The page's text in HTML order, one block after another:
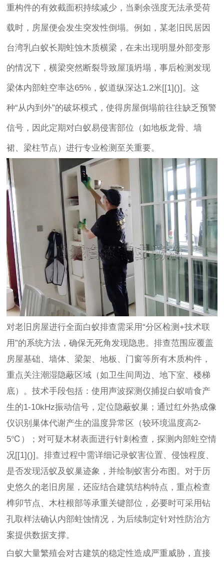
重构件的有效截面积持续减少，当剩余强度无法承受荷
载时，房屋便会发生突发性倒塌。例如，某老旧民居因
台湾乳白蚁长期蛀蚀木质横梁，在未出现明显外部变形
的情况下，横梁突然断裂导致屋顶坍塌，事后检测发现
梁体内部蛀空率达65%，蚁道纵深达1.2米[[1]()]。这
种“从内到外”的破坏模式，使得房屋倒塌前往往缺乏预警
信号，因此定期对白蚁易侵害部位（如地板龙骨、墙
裙、梁柱节点）进行专业检测至关重要。
对老旧房屋进行全面白蚁排查需采用“分区检测+技术联
用”的系统方法，确保无死角发现隐患。排查范围应覆盖
房屋基础、墙体、梁架、地板、门窗等所有木质构件，
重点关注潮湿隐蔽区域（如卫生间周边、地下室、楼梯
底）。技术手段包括：使用声波探测仪捕捉白蚁啃食产
生的1-10kHz振动信号，定位隐蔽蚁巢；通过红外热成像
仪识别巢体代谢产生的温度异常区（较环境温度高2-
5℃）；对可疑木材表面进行针刺检查，探测内部蛀空情
况[[1]()]。排查过程中需详细记录蚁害位置、侵蚀程度、
是否发现活蚁及蚁巢迹象，并绘制蚁害分布图。对于历
史悠久的老旧房屋，还应结合建筑结构特点，重点检查
榫卯节点、木柱根部等承重关键部位，必要时可采用钻
孔取样法确认内部蛀蚀情况，为后续制定针对性防治方
案提供数据支撑。
白蚁大量繁殖会对古建筑的稳定性造成严重威胁，直接